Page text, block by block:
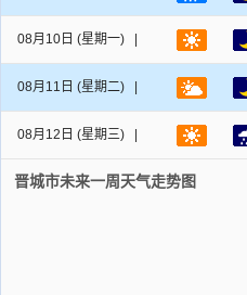
08月10日 (星期一) |
08月11日 (星期二) |
08月12日 (星期三) |
晋城市未来一周天气走势图